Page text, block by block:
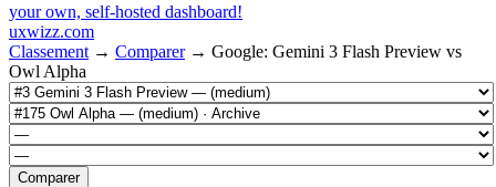
your own, self-hosted dashboard!
uxwizz.com
Classement → Comparer → Google: Gemini 3 Flash Preview vs
Owl Alpha
Comparer